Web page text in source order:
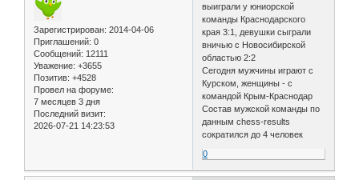
Зарегистрирован: 2014-04-06
Приглашений: 0
Сообщений: 12111
Уважение: +3655
Позитив: +4528
Провел на форуме:
7 месяцев 3 дня
Последний визит:
2026-07-21 14:23:53
выиграли у юниорской
команды Краснодарского
края 3:1, девушки сыграли
вничью с Новосибирской
областью 2:2
Сегодня мужчины играют с
Курском, женщины - с
командой Крым-Краснодар
Состав мужской команды по
данным chess-results
сократился до 4 человек
0